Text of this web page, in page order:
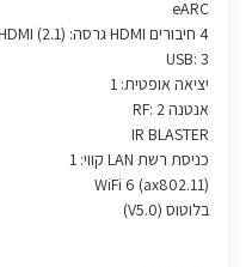
eARC
4 חיבורים HDMI גרסה: (2.1) HDMI
USB: 3
יציאה אופטית: 1
אנטנה RF: 2
IR BLASTER
כניסת רשת LAN קווי: 1
WiFi 6 (ax802.11)
בלוטוס (V5.0)